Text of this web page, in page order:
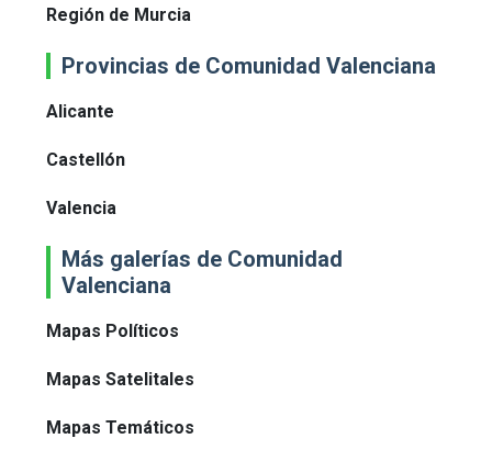
Región de Murcia
Provincias de Comunidad Valenciana
Alicante
Castellón
Valencia
Más galerías de Comunidad
Valenciana
Mapas Políticos
Mapas Satelitales
Mapas Temáticos